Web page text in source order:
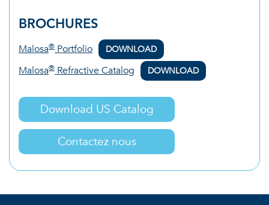
BROCHURES
Malosa® Portfolio DOWNLOAD
Malosa® Refractive Catalog DOWNLOAD
Download US Catalog
Contactez nous